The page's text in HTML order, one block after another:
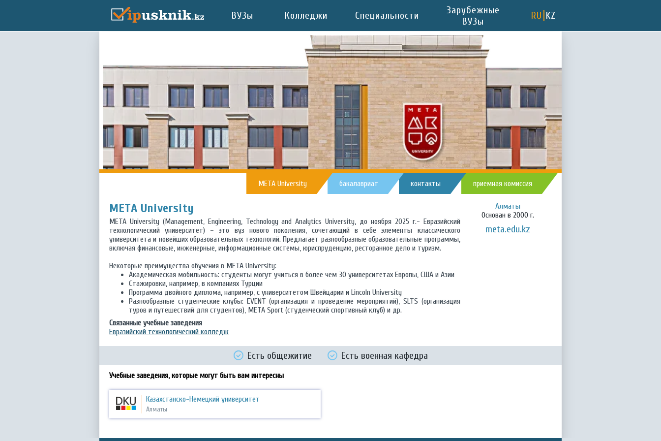
ВУЗы Колледжи Специальности
Зарубежные
ВУЗы
RU KZ
META University бакалавриат контакты приемная комиссия
META University
META University (Management, Engineering, Technology and Analytics University, до ноября 2025 г.- Евразийский
технологический университет) – это вуз нового поколения, сочетающий в себе элементы классического
университета и новейших образовательных технологий. Предлагает разнообразные образовательные программы,
включая финансовые, инженерные, информационные системы, юриспруденцию, ресторанное дело и туризм.
Некоторые преимущества обучения в META University:
Академическая мобильность: студенты могут учиться в более чем 30 университетах Европы, США и Азии
Стажировки, например, в компаниях Турции
Программа двойного диплома, например, с университетом Швейцарии и Lincoln University
Разнообразные студенческие клубы: EVENT (организация и проведение мероприятий), SLTS (организация
туров и путешествий для студентов), META Sport (студенческий спортивный клуб) и др.
Связанные учебные заведения
Евразийский технологический колледж
Алматы
Основан в 2000 г.
meta.edu.kz
Есть общежитие Есть военная кафедра
Учебные заведения, которые могут быть вам интересны
Казахстанско-Немецкий университет
Алматы